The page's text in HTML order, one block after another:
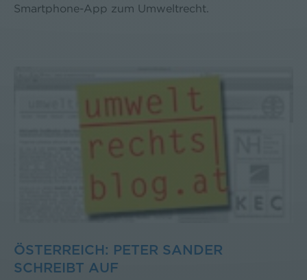
Smartphone-App zum Umweltrecht.
ÖSTERREICH: PETER SANDER
SCHREIBT AUF